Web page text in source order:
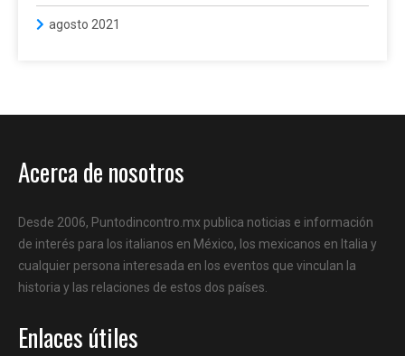
agosto 2021
Acerca de nosotros
Desde 2006, Puntodincontro.mx publica noticias e información
de interés para los italianos en México, los mexicanos en Italia y
cualquier persona interesada en los eventos que vinculan la
historia y las relaciones de estos dos países.
Enlaces útiles